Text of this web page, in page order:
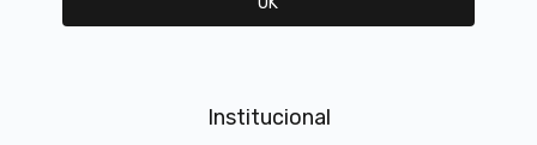
Institucional